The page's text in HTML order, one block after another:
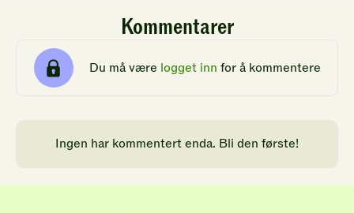
Kommentarer
Du må være logget inn for å kommentere
Ingen har kommentert enda. Bli den første!